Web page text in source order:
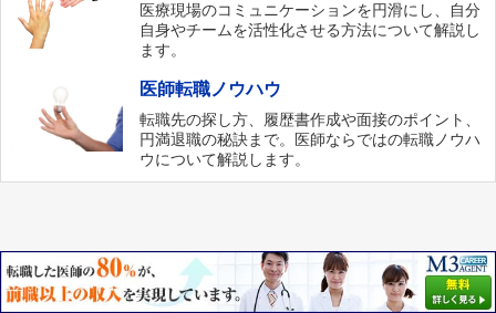
医療現場のコミュニケーションを円滑にし、自分
自身やチームを活性化させる方法について解説し
ます。
医師転職ノウハウ
転職先の探し方、履歴書作成や面接のポイント、
円満退職の秘訣まで。医師ならではの転職ノウハ
ウについて解説します。